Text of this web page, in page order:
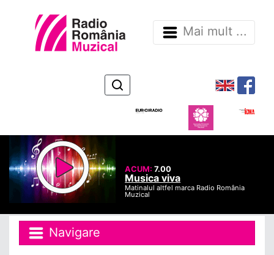
Mai mult ...
ACUM:7.00
Musica viva
Matinalul altfel marca Radio România
Muzical
Navigare